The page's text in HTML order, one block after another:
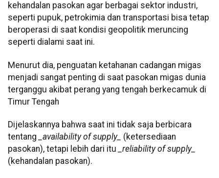
kehandalan pasokan agar berbagai sektor industri,
seperti pupuk, petrokimia dan transportasi bisa tetap
beroperasi di saat kondisi geopolitik meruncing
seperti dialami saat ini.
Menurut dia, penguatan ketahanan cadangan migas
menjadi sangat penting di saat pasokan migas dunia
terganggu akibat perang yang tengah berkecamuk di
Timur Tengah
Dijelaskannya bahwa saat ini tidak saja berbicara
tentang _availability of supply_ (ketersediaan
pasokan), tetapi lebih dari itu
_reliability of supply_
(kehandalan pasokan).